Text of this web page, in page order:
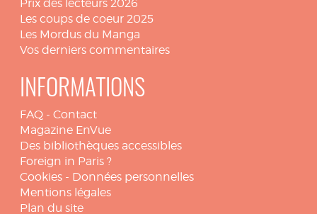
Prix des lecteurs 2026
Les coups de coeur 2025
Les Mordus du Manga
Vos derniers commentaires
INFORMATIONS
FAQ - Contact
Magazine EnVue
Des bibliothèques accessibles
Foreign in Paris ?
Cookies - Données personnelles
Mentions légales
Plan du site